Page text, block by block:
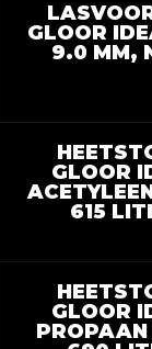
GLOOR
9.0 MM,
GLOOR
615
GLOOR
PROPAAN